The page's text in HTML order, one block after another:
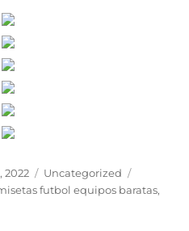
2022 Categorías
Uncategorized
futbol equipos baratas,